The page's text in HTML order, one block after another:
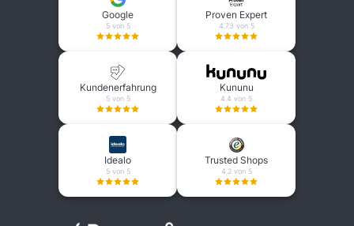
Google
5 von 5
Proven Expert
4.73 von 5
Kundenerfahrung
5 von 5
Kununu
4.4 von 5
Idealo
5 von 5
Trusted Shops
4.2 von 5